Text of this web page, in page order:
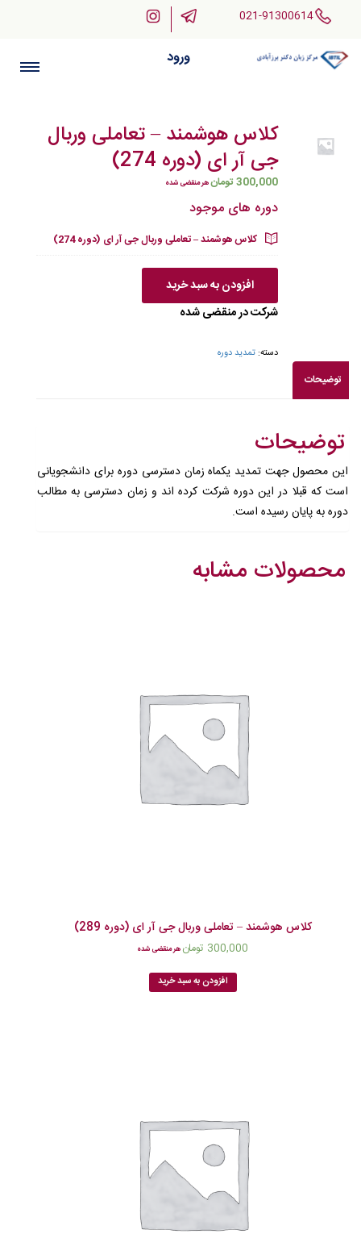
021-91300614
ورود
کلاس هوشمند – تعاملی وربال
جی آر ای (دوره 274)
300,000تومانهر منقضی شده
دوره های موجود
کلاس هوشمند – تعاملی وربال جی آر ای (دوره 274)
افزودن به سبد خرید
شرکت در منقضی شده
دسته: تمدید دوره
توضیحات
توضیحات
این محصول جهت تمدید یکماه زمان دسترسی دوره برای دانشجویانی
است که قبلا در این دوره شرکت کرده اند و زمان دسترسی به مطالب
دوره به پایان رسیده است.
محصولات مشابه
کلاس هوشمند – تعاملی وربال جی آر ای (دوره 289)
300,000 تومان هر منقضی شده
افزودن به سبد خرید